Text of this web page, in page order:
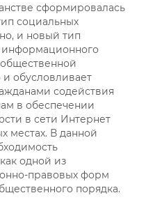
сформировалась
социальных
и новый тип
информационного
и обусловливает
содействия
в обеспечении
в сети Интернет
местах. В данной
одной из
правовых форм
порядка.